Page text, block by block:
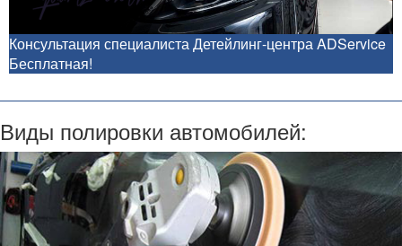
Консультация специалиста Детейлинг-центра ADService
Бесплатная!
Виды полировки автомобилей: